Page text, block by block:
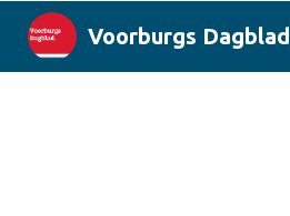
Voorburgs Dagblad